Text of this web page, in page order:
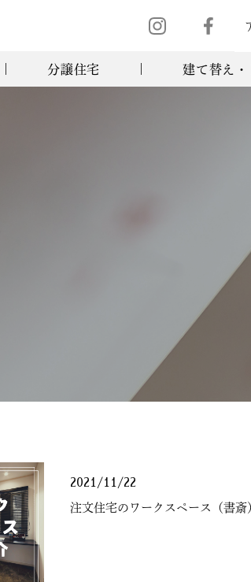
分譲住宅 建て替え・
2021/11/22
注文住宅のワークスペース（書